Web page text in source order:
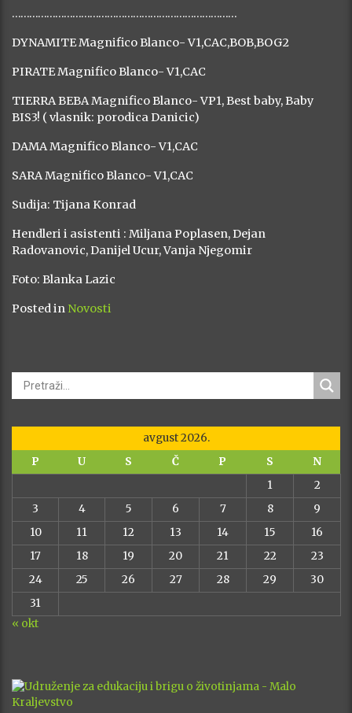
……………………………………………………………………
DYNAMITE Magnifico Blanco- V1,CAC,BOB,BOG2
PIRATE Magnifico Blanco- V1,CAC
TIERRA BEBA Magnifico Blanco- VP1, Best baby, Baby
BIS3! ( vlasnik: porodica Danicic)
DAMA Magnifico Blanco- V1,CAC
SARA Magnifico Blanco- V1,CAC
Sudija: Tijana Konrad
Hendleri i asistenti : Miljana Poplasen, Dejan
Radovanovic, Danijel Ucur, Vanja Njegomir
Foto: Blanka Lazic
Posted in Novosti
avgust 2026.
P
U S Č P S
N
1
2
3
4 5 6 7 8
9
10
11 12 13 14 15
16
17
18 19 20 21 22
23
24
25 26 27 28 29
30
31
« okt